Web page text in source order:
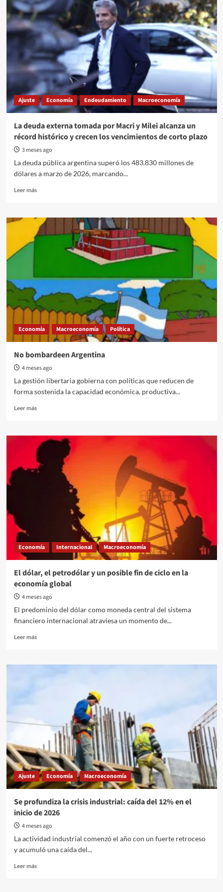
de
Milei
a
dejar
una
Argentina
rota
Ajuste Economía Endeudamiento Macroeconomía
La deuda externa tomada por Macri y Milei alcanza un
récord histórico y crecen los vencimientos de corto plazo
3 meses ago
La deuda pública argentina superó los 483.830 millones de
dólares a marzo de 2026, marcando...
Leer másRead
La
deuda
externa
Milei
alcanza
un
récord
histórico
y
crecen
vencimientos
de
corto
Economía Macroeconomía Política
No bombardeen Argentina
4 meses ago
La gestión libertaria gobierna con políticas que reducen de
forma sostenida la capacidad económica, productiva...
Leer másRead
No
bombardeen
Argentina
Economía Internacional Macroeconomía
El dólar, el petrodólar y un posible fin de ciclo en la
economía global
4 meses ago
El predominio del dólar como moneda central del sistema
financiero internacional atraviesa un momento de...
Leer másRead
El
ciclo
en
la
economía
global
Ajuste Economía Macroeconomía
Se profundiza la crisis industrial: caída del 12% en el
inicio de 2026
4 meses ago
La actividad industrial comenzó el año con un fuerte retroceso
y acumuló una caída del...
Leer másRead